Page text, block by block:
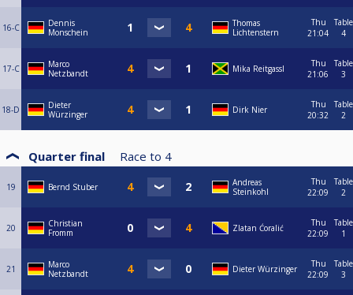
16-C
Dennis
Monschein
Thomas
Lichtenstern
Thu
21:04
Table
4
17-C
Marco
Netzbandt
Mika Reitgassl
Thu
21:06
Table
3
18-D
Dieter
Würzinger
Dirk Nier
Thu
20:32
Table
2
Quarter final Race to 4
19 Bernd Stuber
Andreas
Steinkohl
Thu
22:09
Table
2
20
Christian
Fromm
Zlatan Ćoralić
Thu
22:09
Table
1
21
Marco
Netzbandt
Dieter Würzinger
Thu
22:09
Table
3